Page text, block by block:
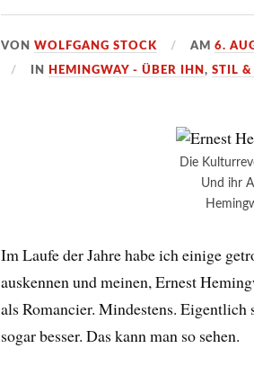
VONWOLFGANG STOCK AM6.
IN HEMINGWAY - ÜBER IHN,STIL &
Die
Und ihr
Im Laufe der Jahre habe ich einige
auskennen und meinen, Ernest
als Romancier. Mindestens.
sogar besser. Das kann man so sehen.